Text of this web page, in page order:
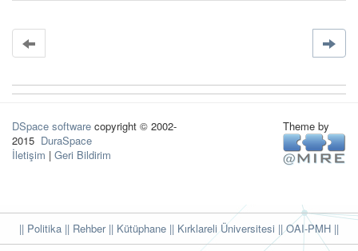
DSpace software copyright © 2002-
2015 DuraSpace
İletişim | Geri Bildirim
Theme by
|| Politika || Rehber|| Kütüphane || Kırklareli Üniversitesi ||OAI-PMH ||